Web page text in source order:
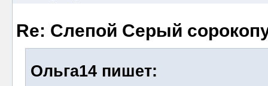
Re: Слепой Серый
Ольга14 пишет: